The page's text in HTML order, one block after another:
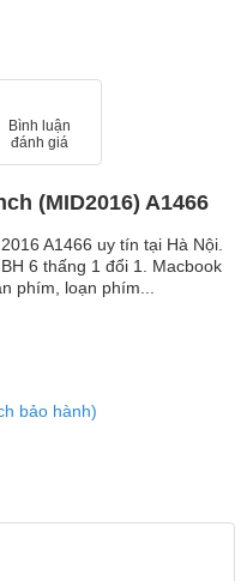
Bình luận
đánh giá
(MID2016) A1466
A1466 uy tín tại Hà Nội.
6 thấng 1 đổi 1. Macbook
phím, loạn phím...
bảo hành)